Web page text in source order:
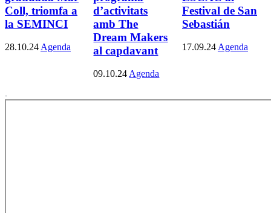
Coll, triomfa a
la SEMINCI
28.10.24 Agenda
d’activitats
amb The
Dream Makers
al capdavant
09.10.24 Agenda
Festival de San
Sebastián
17.09.24 Agenda